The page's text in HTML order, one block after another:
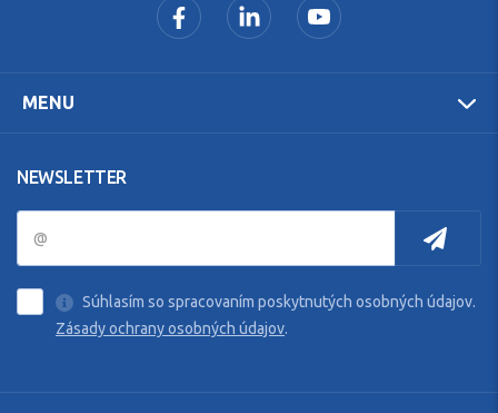
MENU
NEWSLETTER
Súhlasím so spracovaním poskytnutých osobných údajov.
Zásady ochrany osobných údajov.